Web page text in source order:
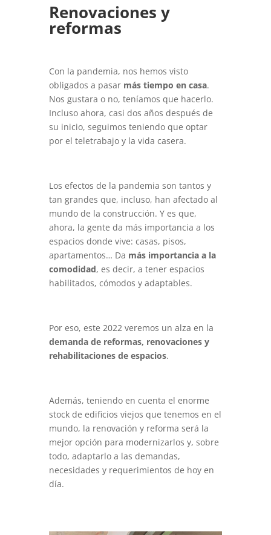
Renovaciones y
reformas
Con la pandemia, nos hemos visto
obligados a pasar más tiempo en casa.
Nos gustara o no, teníamos que hacerlo.
Incluso ahora, casi dos años después de
su inicio, seguimos teniendo que optar
por el teletrabajo y la vida casera.
Los efectos de la pandemia son tantos y
tan grandes que, incluso, han afectado al
mundo de la construcción. Y es que,
ahora, la gente da más importancia a los
espacios donde vive: casas, pisos,
apartamentos… Da más importancia a la
comodidad, es decir, a tener espacios
habilitados, cómodos y adaptables.
Por eso, este 2022 veremos un alza en la
demanda de reformas, renovaciones y
rehabilitaciones de espacios.
Además, teniendo en cuenta el enorme
stock de edificios viejos que tenemos en el
mundo, la renovación y reforma será la
mejor opción para modernizarlos y, sobre
todo, adaptarlo a las demandas,
necesidades y requerimientos de hoy en
día.